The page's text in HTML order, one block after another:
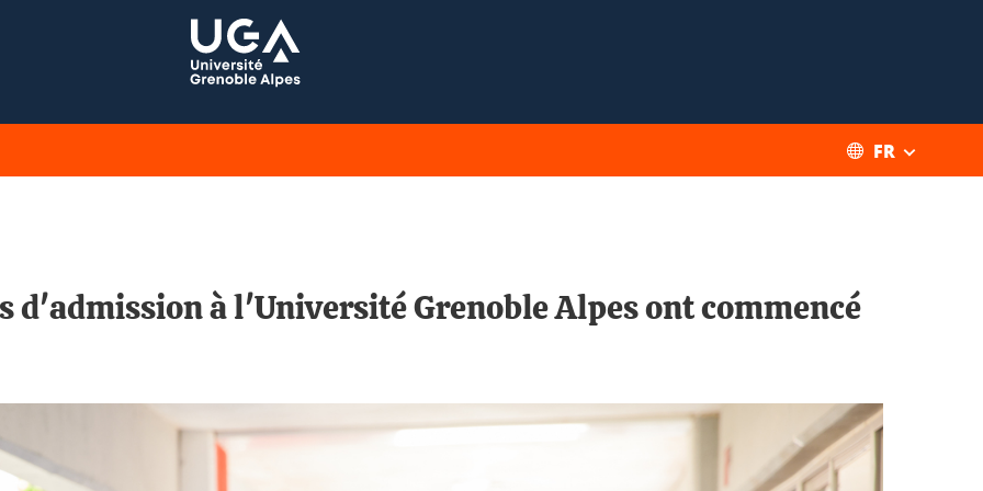
FR
d'admission à l'Université Grenoble Alpes ont commencé